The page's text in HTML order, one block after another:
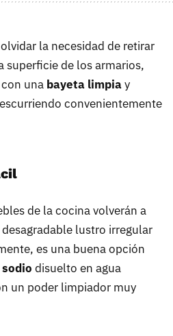
la necesidad de retirar
superficie de los armarios,
una bayeta limpiay
convenientemente
de la cocina volverán a
lustro irregular
es una buena opción
disuelto en agua
un poder limpiador muy